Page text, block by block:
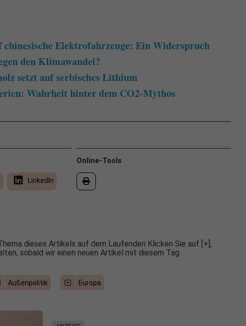
chinesische Elektrofahrzeuge: Ein Widerspruch
den Klimawandel?
setzt auf serbisches Lithium
Wahrheit hinter dem CO2-Mythos
Online-Tools
LinkedIn
dieses Artikels auf dem Laufenden Klicken Sie auf [+],
sobald wir einen neuen Artikel mit diesem Tag
Außenpolitik Europa